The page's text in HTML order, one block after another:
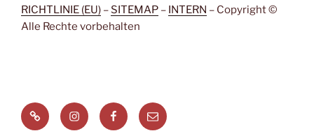
RICHTLINIE (EU) – SITEMAP – INTERN – Copyright ©
Alle Rechte vorbehalten
Signal
Messenger
InstagramFacebookMenüeintrag